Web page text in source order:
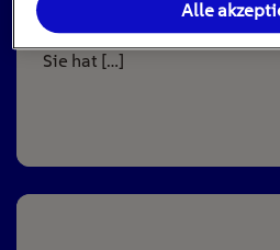
Jahrzehntelang war die
zentrales Instrument der
Sie hat […]
Alle